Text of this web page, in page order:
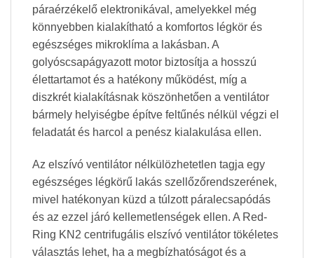
páraérzékelő elektronikával, amelyekkel még
könnyebben kialakítható a komfortos légkör és
egészséges mikroklíma a lakásban. A
golyóscsapágyazott motor biztosítja a hosszú
élettartamot és a hatékony működést, míg a
diszkrét kialakításnak köszönhetően a ventilátor
bármely helyiségbe építve feltűnés nélkül végzi el
feladatát és harcol a penész kialakulása ellen.
Az elszívó ventilátor nélkülözhetetlen tagja egy
egészséges légkörű lakás szellőzőrendszerének,
mivel hatékonyan küzd a túlzott páralecsapódás
és az ezzel járó kellemetlenségek ellen. A Red-
Ring KN2 centrifugális elszívó ventilátor tökéletes
választás lehet, ha a megbízhatóságot és a